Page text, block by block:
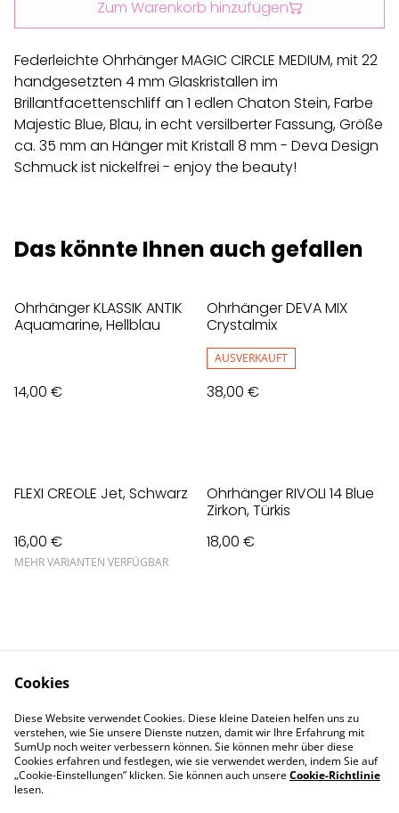
Zum Warenkorb hinzufügen
Federleichte Ohrhänger MAGIC CIRCLE MEDIUM, mit 22
handgesetzten 4 mm Glaskristallen im
Brillantfacettenschliff an 1 edlen Chaton Stein, Farbe
Majestic Blue, Blau, in echt versilberter Fassung, Größe
ca. 35 mm an Hänger mit Kristall 8 mm - Deva Design
Schmuck ist nickelfrei - enjoy the beauty!
Das könnte Ihnen auch gefallen
Ohrhänger KLASSIK ANTIK
Aquamarine, Hellblau
14,00 €
Ohrhänger DEVA MIX
Crystalmix
AUSVERKAUFT
38,00 €
FLEXI CREOLE Jet, Schwarz
16,00 €
MEHR VARIANTEN VERFÜGBAR
Ohrhänger RIVOLI 14 Blue
Zirkon, Türkis
18,00 €
Privacy Policy
Cookie Policy
Impressum
Cookies
Diese Website verwendet Cookies. Diese kleine Dateien helfen uns zu
verstehen, wie Sie unsere Dienste nutzen, damit wir Ihre Erfahrung mit
SumUp noch weiter verbessern können. Sie können mehr über diese
Cookies erfahren und festlegen, wie sie verwendet werden, indem Sie auf
„Cookie-Einstellungen” klicken. Sie können auch unsereCookie-Richtlinie
lesen.